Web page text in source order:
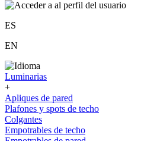
ES
EN
Luminarias
+
Apliques de pared
Plafones y spots de techo
Colgantes
Empotrables de techo